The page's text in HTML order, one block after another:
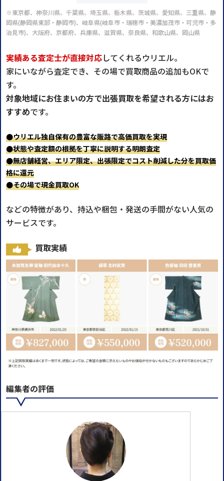
※東京都、神奈川県、千葉県、埼玉県、栃木県、茨城県、愛知県、三重県、静
岡県(静岡県東部・静岡市)、岐阜県(岐阜市・瑞穂市・美濃加茂市・可児市・多
治見市)、大阪府、京都府、兵庫県、滋賀県、奈良県、和歌山県、岡山県
実績ある査定士が直接対応してくれるウリエル。
家にいながら査定でき、その場で買取商品の追加もOKで
す。
対象地域にお住まいの方で出張買取を希望される方にはお
すすめです。
●ウリエル独自保有の豊富な販路で高価買取を実現
●状態や査定額の根拠を丁寧に説明する明朗査定
●無店舗経営、エリア限定、出張限定でコスト削減した分を買取価
格に還元
●その場で現金買取OK
などの特徴があり、持込や梱包・発送の手間がない人気の
サービスです。
買取実績
編集者の評価